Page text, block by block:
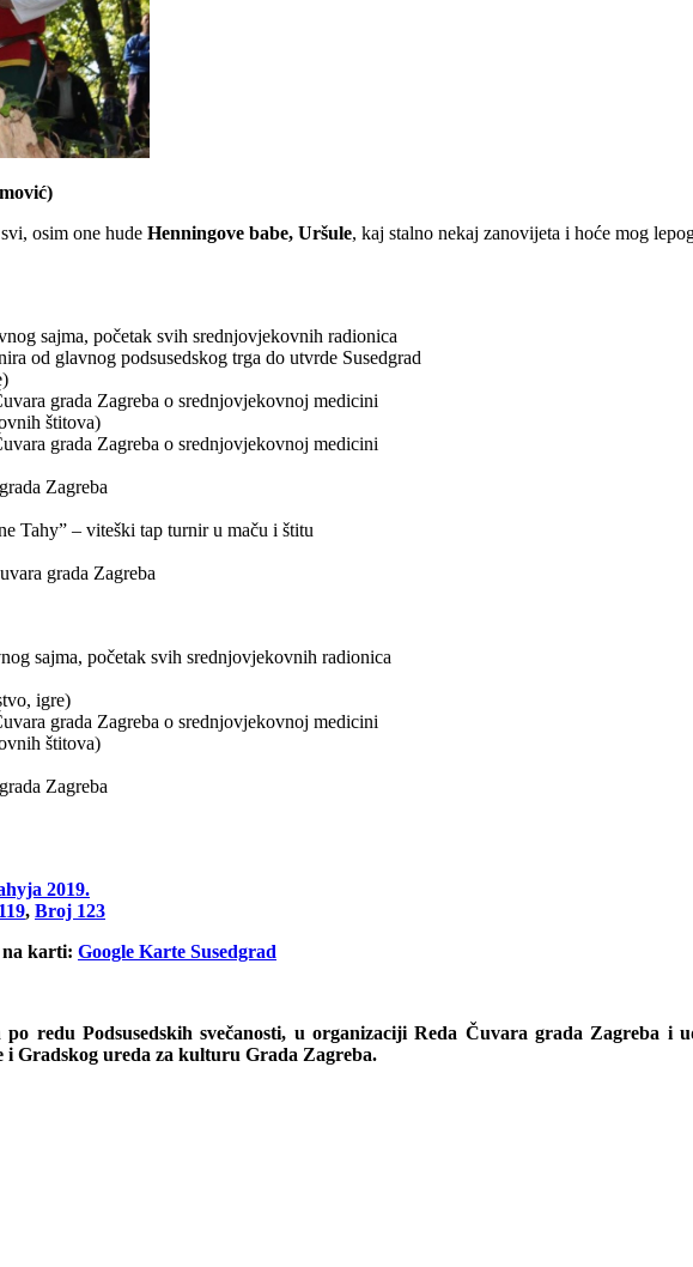
osim one hude Henningove babe, Uršule, kaj stalno nekaj zanovijeta i hoće mog
sajma, početak svih srednjovjekovnih radionica
od glavnog podsusedskog trga do utvrde Susedgrad
grada Zagreba o srednjovjekovnoj medicini
štitova)
grada Zagreba o srednjovjekovnoj medicini
Zagreba
Tahy” – viteški tap turnir u maču i štitu
grada Zagreba
sajma, početak svih srednjovjekovnih radionica
igre)
grada Zagreba o srednjovjekovnoj medicini
štitova)
Zagreba
2019.
, Broj 123
na karti: Google Karte Susedgrad
redu Podsusedskih svečanosti, u organizaciji Reda Čuvara grada Zagreba
i Gradskog ureda za kulturu Grada Zagreba.